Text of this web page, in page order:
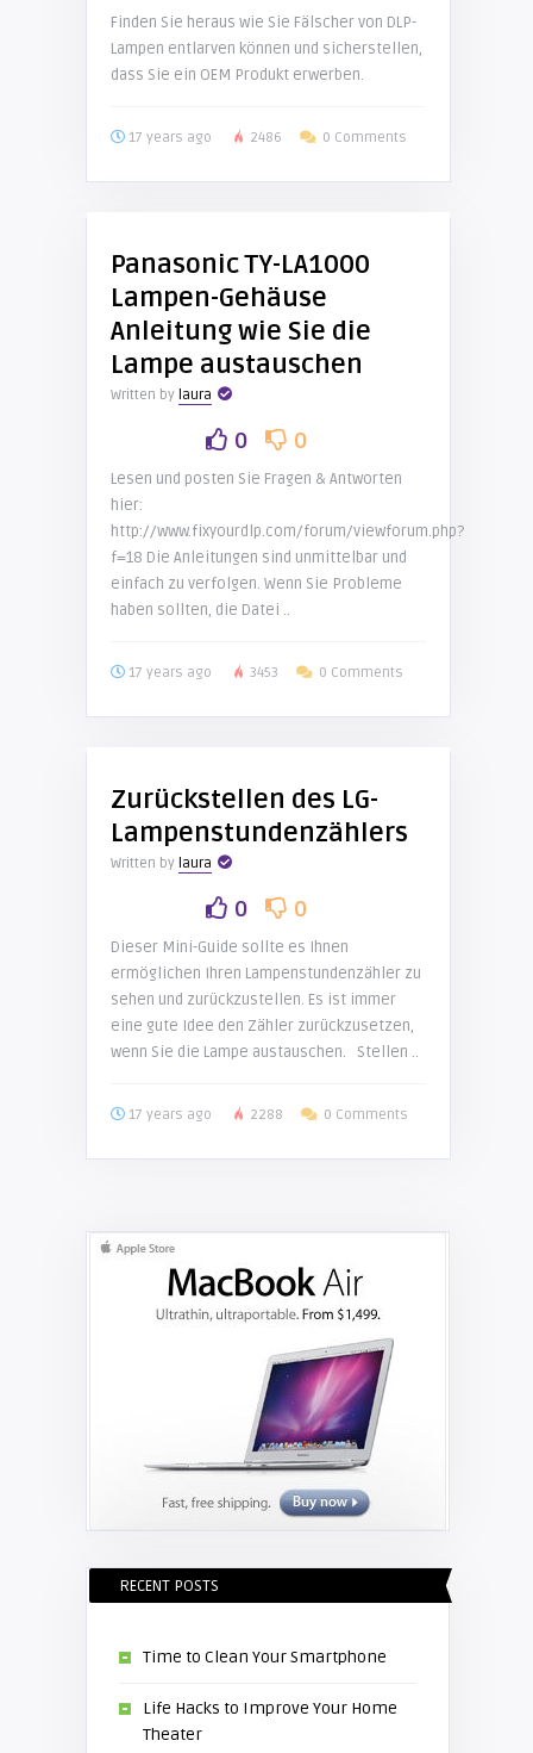
Finden Sie heraus wie Sie Fälscher von DLP-
Lampen entlarven können und sicherstellen,
dass Sie ein OEM Produkt erwerben.
17 years ago 2486 0 Comments
Panasonic TY-LA1000
Lampen-Gehäuse
Anleitung wie Sie die
Lampe austauschen
Written by laura
0 0
Lesen und posten Sie Fragen & Antworten
hier:
http://www.fixyourdlp.com/forum/viewforum.php?
f=18 Die Anleitungen sind unmittelbar und
einfach zu verfolgen. Wenn Sie Probleme
haben sollten, die Datei ..
17 years ago 3453 0 Comments
Zurückstellen des LG-
Lampenstundenzählers
Written by laura
0 0
Dieser Mini-Guide sollte es Ihnen
ermöglichen Ihren Lampenstundenzähler zu
sehen und zurückzustellen. Es ist immer
eine gute Idee den Zähler zurückzusetzen,
wenn Sie die Lampe austauschen. Stellen ..
17 years ago 2288 0 Comments
RECENT POSTS
Time to Clean Your Smartphone
Life Hacks to Improve Your Home
Theater